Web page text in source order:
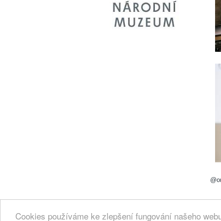
Cookies používáme ke zlepšení fungování našeho